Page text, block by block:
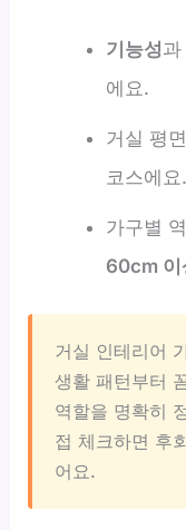
기능성과
에요.
거실 평
코스에요.
가구별
60cm 이
거실 인테리어
생활 패턴부터
역할을 명확히
접 체크하면 후
어요.